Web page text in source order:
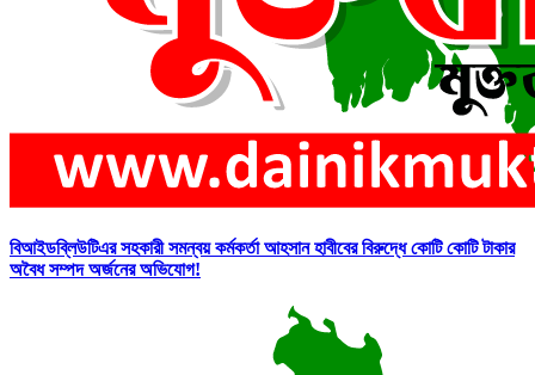
বিআইডব্লিউটিএর সহকারী সমন্বয় কর্মকর্তা আহসান হাবীবের বিরুদ্ধে কোটি কোটি টাকার
অবৈধ সম্পদ অর্জনের অভিযোগ!